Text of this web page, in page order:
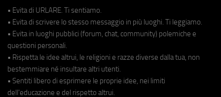
• Evita di URLARE. Ti sentiamo.
• Evita di scrivere lo stesso messaggio in più luoghi. Ti leggiamo.
• Evita in luoghi pubblici (forum, chat, community) polemiche e
questioni personali.
• Rispetta le idee altrui, le religioni e razze diverse dalla tua, non
bestemmiare né insultare altri utenti.
• Sentiti libero di esprimere le proprie idee, nei limiti
dell'educazione e del rispetto altrui.